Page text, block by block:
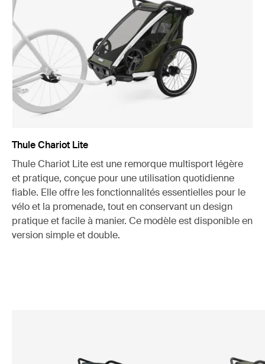
Thule Chariot Lite
Thule Chariot Lite est une remorque multisport légère
et pratique, conçue pour une utilisation quotidienne
fiable. Elle offre les fonctionnalités essentielles pour le
vélo et la promenade, tout en conservant un design
pratique et facile à manier. Ce modèle est disponible en
version simple et double.